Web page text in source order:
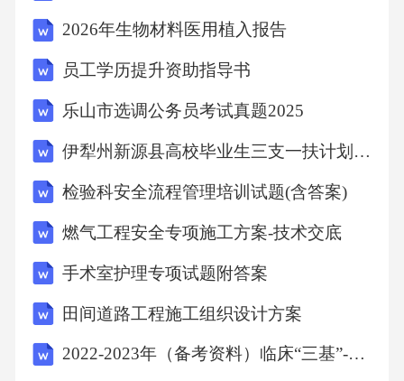
2026年生物材料医用植入报告
员工学历提升资助指导书
乐山市选调公务员考试真题2025
伊犁州新源县高校毕业生三支一扶计划招募考试真题2025
检验科安全流程管理培训试题(含答案)
燃气工程安全专项施工方案-技术交底
手术室护理专项试题附答案
田间道路工程施工组织设计方案
2022-2023年（备考资料）临床“三基”-医学临床三基(医院感染学)考试冲刺提分卷精选一（带答案）试卷号：6